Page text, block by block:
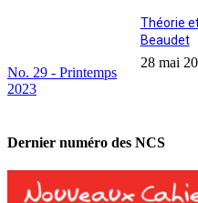
No. 29 - Printemps
2023
Théorie
Beaudet
28 mai
Dernier numéro des NCS